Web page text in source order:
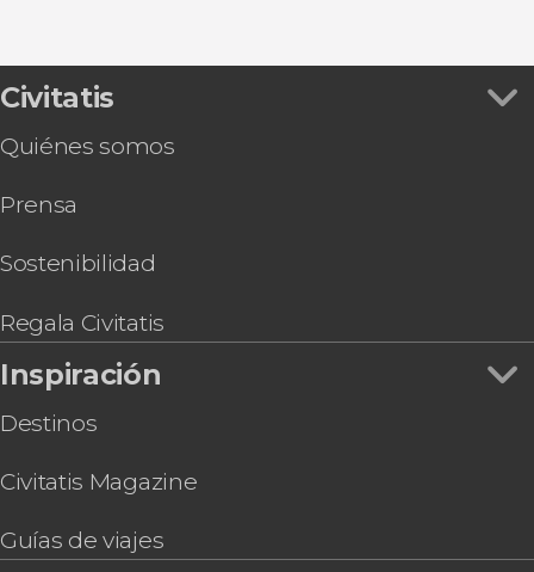
Civitatis
Quiénes somos
Prensa
Sostenibilidad
Regala Civitatis
Inspiración
Destinos
Civitatis Magazine
Guías de viajes